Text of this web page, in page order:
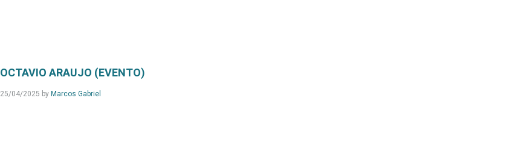
OCTAVIO ARAUJO (EVENTO)
25/04/2025 by Marcos Gabriel